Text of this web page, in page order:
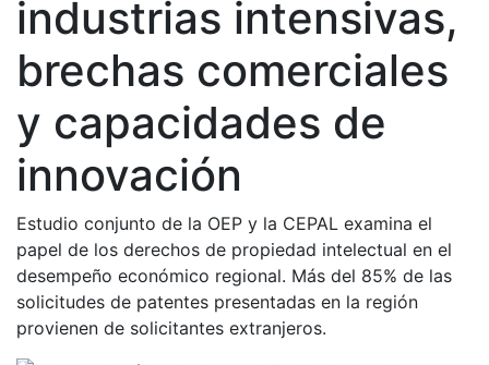
industrias intensivas,
brechas comerciales
y capacidades de
innovación
Estudio conjunto de la OEP y la CEPAL examina el
papel de los derechos de propiedad intelectual en el
desempeño económico regional. Más del 85% de las
solicitudes de patentes presentadas en la región
provienen de solicitantes extranjeros.